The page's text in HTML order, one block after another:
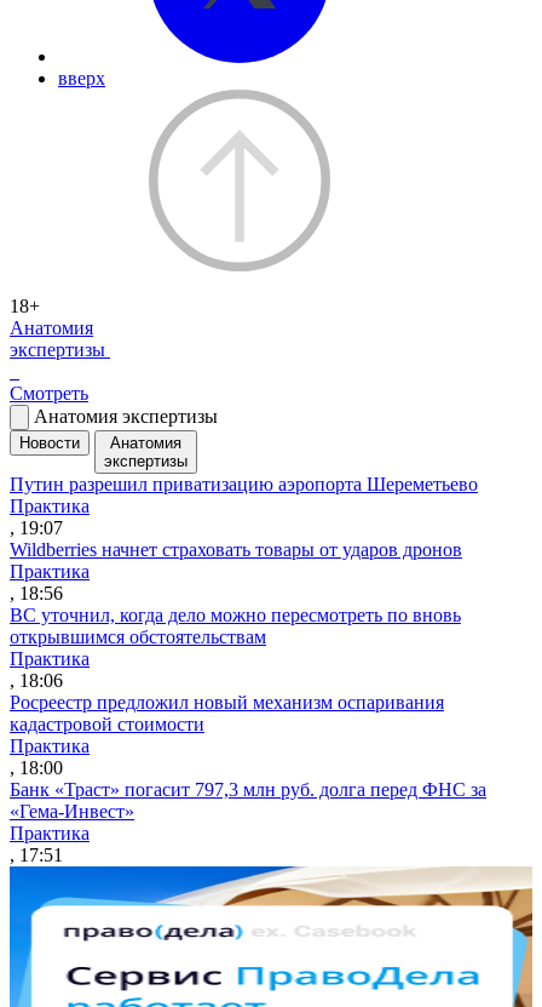
вверх
18+
Анатомия
экспертизы
Смотреть
Анатомия экспертизы
Новости
Анатомия
экспертизы
Путин разрешил приватизацию аэропорта Шереметьево
Практика
, 19:07
Wildberries начнет страховать товары от ударов дронов
Практика
, 18:56
ВС уточнил, когда дело можно пересмотреть по вновь
открывшимся обстоятельствам
Практика
, 18:06
Росреестр предложил новый механизм оспаривания
кадастровой стоимости
Практика
, 18:00
Банк «Траст» погасит 797,3 млн руб. долга перед ФНС за
«Гема-Инвест»
Практика
, 17:51